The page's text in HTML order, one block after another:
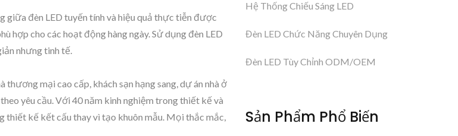
giữa đèn LED tuyến tính và hiệu quả thực tiễn được
hợp cho các hoạt động hàng ngày. Sử dụng đèn LED
nhưng tinh tế.
mại cao cấp, khách sạn hạng sang, dự án nhà ở
yêu cầu. Với 40 năm kinh nghiệm trong thiết kế và
thiết kế kết cấu thay vì tạo khuôn mẫu. Mọi thắc mắc,
Hệ Thống Chiếu Sáng LED
Đèn LED Chức Năng Chuyên Dụng
Đèn LED Tùy Chỉnh ODM/OEM
Sản Phẩm Phổ Biến